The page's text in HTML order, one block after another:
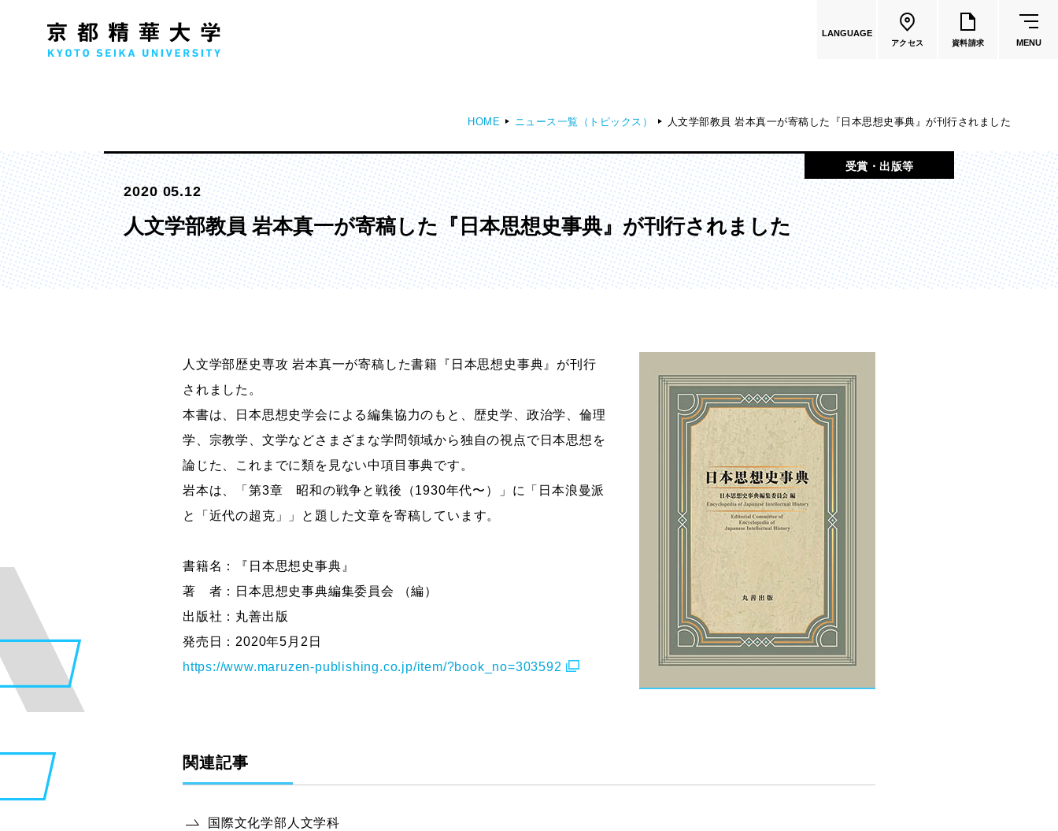
LANGUAGE
アクセス 資料請求 MENU
人文学部
歴史コース
文学コース
社会コース
国際文化コース
国際日本学コース
メディア表現学部
メディア表現学科
芸術学部
造形学科
プロダクトデザイン学科
アニメーションコース
人文学研究科
共通教育
教員一覧
国際文化学部
（2026年度募集停止）
創造情報学部
度開設予定）
HOME ニュース一覧（トピックス） 人文学部教員 岩本真一が寄稿した『日本思想史事典』が刊行されました
受賞・出版等
2020 05.12
人文学部教員 岩本真一が寄稿した『日本思想史事典』が刊行されました
人文学部歴史専攻 岩本真一が寄稿した書籍『日本思想史事典』が刊行
されました。
本書は、日本思想史学会による編集協力のもと、歴史学、政治学、倫理
学、宗教学、文学などさまざまな学問領域から独自の視点で日本思想を
論じた、これまでに類を見ない中項目事典です。
岩本は、「第3章 昭和の戦争と戦後（1930年代〜）」に「日本浪曼派
と「近代の超克」」と題した文章を寄稿しています。
書籍名：『日本思想史事典』
著 者：日本思想史事典編集委員会 （編）
出版社：丸善出版
発売日：2020年5月2日
https://www.maruzen-publishing.co.jp/item/?book_no=303592
関連記事
国際文化学部人文学科